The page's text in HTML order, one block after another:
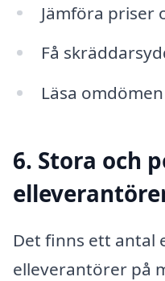
Jämföra priser
Få
Läsa
6. Stora och
Det finns ett antal
elleverantörer på